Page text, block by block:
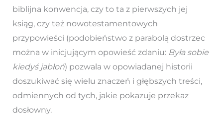
biblijna konwencja, czy to ta z pierwszych jej
ksiąg, czy też nowotestamentowych
przypowieści (podobieństwo z parabolą dostrzec
można w inicjującym opowieść zdaniu: Była sobie
kiedyś jabłoń) pozwala w opowiadanej historii
doszukiwać się wielu znaczeń i głębszych treści,
odmiennych od tych, jakie pokazuje przekaz
dosłowny.